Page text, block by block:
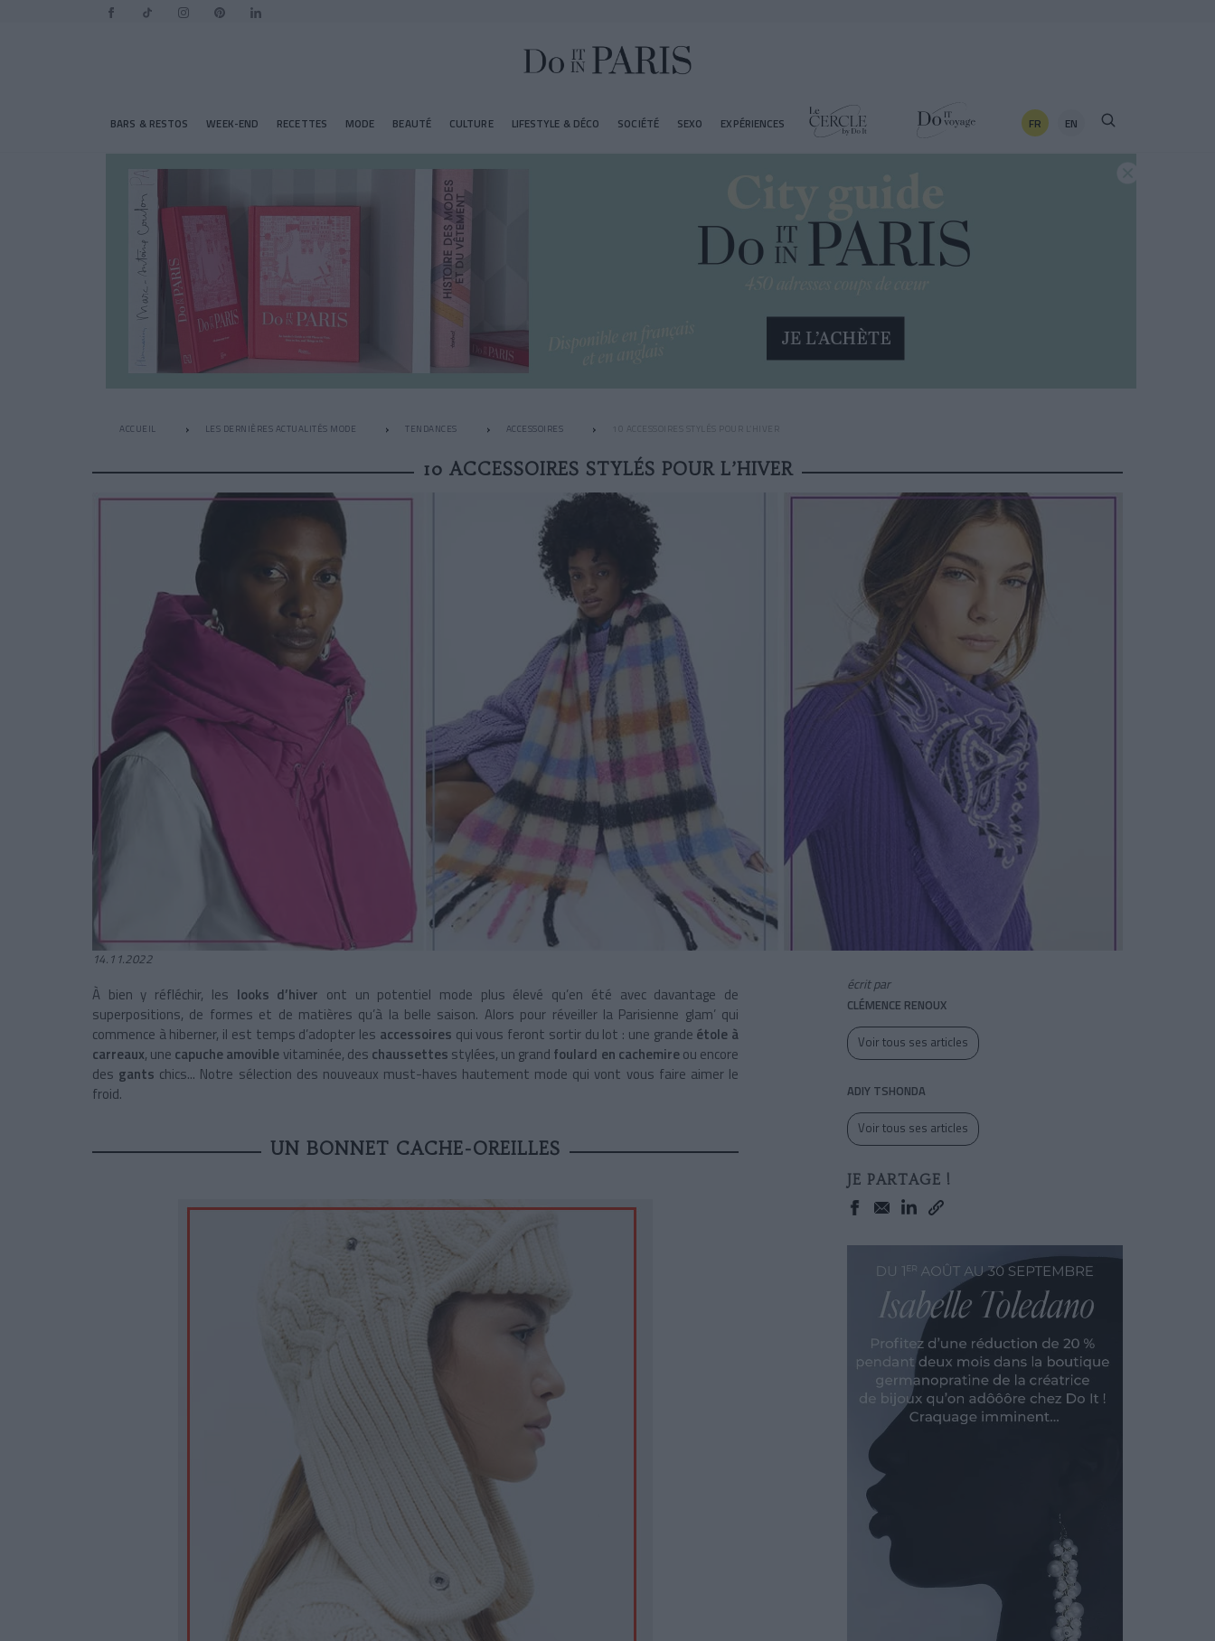
BARS & RESTOS WEEK-END RECETTES MODE BEAUTÉ CULTURE LIFESTYLE & DÉCO SOCIÉTÉ SEXO EXPÉRIENCES FR EN
ACCUEIL LES DERNIÈRES ACTUALITÉS MODE TENDANCES ACCESSOIRES 10 ACCESSOIRES STYLÉS POUR L’HIVER
10 ACCESSOIRES STYLÉS POUR L’HIVER
14.11.2022
À bien y réfléchir, les looks d’hiver ont un potentiel mode plus élevé qu’en été avec davantage de
superpositions, de formes et de matières qu’à la belle saison. Alors pour réveiller la Parisienne glam’ qui
commence à hiberner, il est temps d’adopter les accessoires qui vous feront sortir du lot : une grande étole à
carreaux, une capuche amoviblevitaminée, des chaussettes stylées, un grand foulard en cachemireou encore
des gants chics... Notre sélection des nouveaux must-haves hautement mode qui vont vous faire aimer le
froid.
UN BONNET CACHE-OREILLES
écrit par
CLÉMENCE RENOUX
Voir tous ses articles
ADIY TSHONDA
Voir tous ses articles
JE PARTAGE !